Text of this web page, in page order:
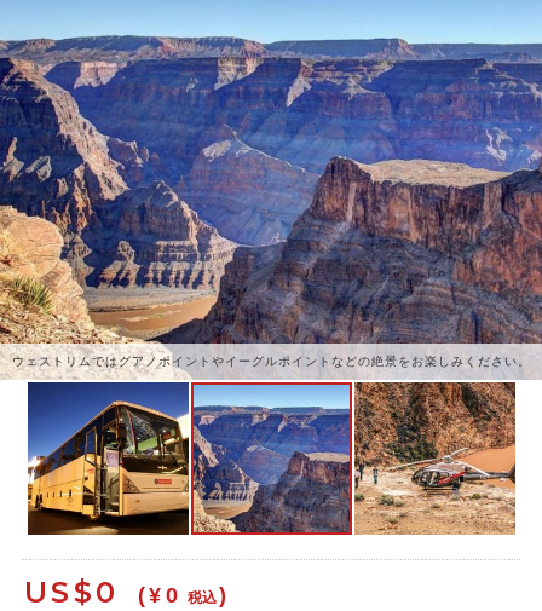
ウェストリムではグアノポイントやイーグルポイントなどの絶景をお楽しみください。
US$0 (¥0 税込)